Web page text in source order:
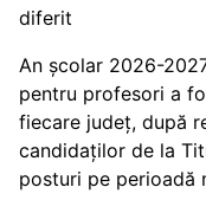
diferit
An școlar 2026-
pentru profesori a
fiecare județ, după
candidaților de la
posturi pe perioadă